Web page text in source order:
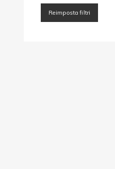
Reimposta filtri